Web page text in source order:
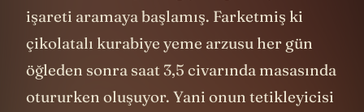
işareti aramaya başlamış. Farketmiş ki
çikolatalı kurabiye yeme arzusu her gün
öğleden sonra saat 3,5 civarında masasında
otururken oluşuyor. Yani onun tetikleyicisi